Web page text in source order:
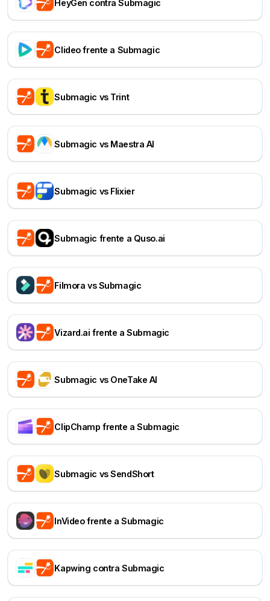
HeyGen contra Submagic
Clideo frente a Submagic
Submagic vs Trint
Submagic vs Maestra AI
Submagic vs Flixier
Submagic frente a Quso.ai
Filmora vs Submagic
Vizard.ai frente a Submagic
Submagic vs OneTake AI
ClipChamp frente a Submagic
Submagic vs SendShort
InVideo frente a Submagic
Kapwing contra Submagic